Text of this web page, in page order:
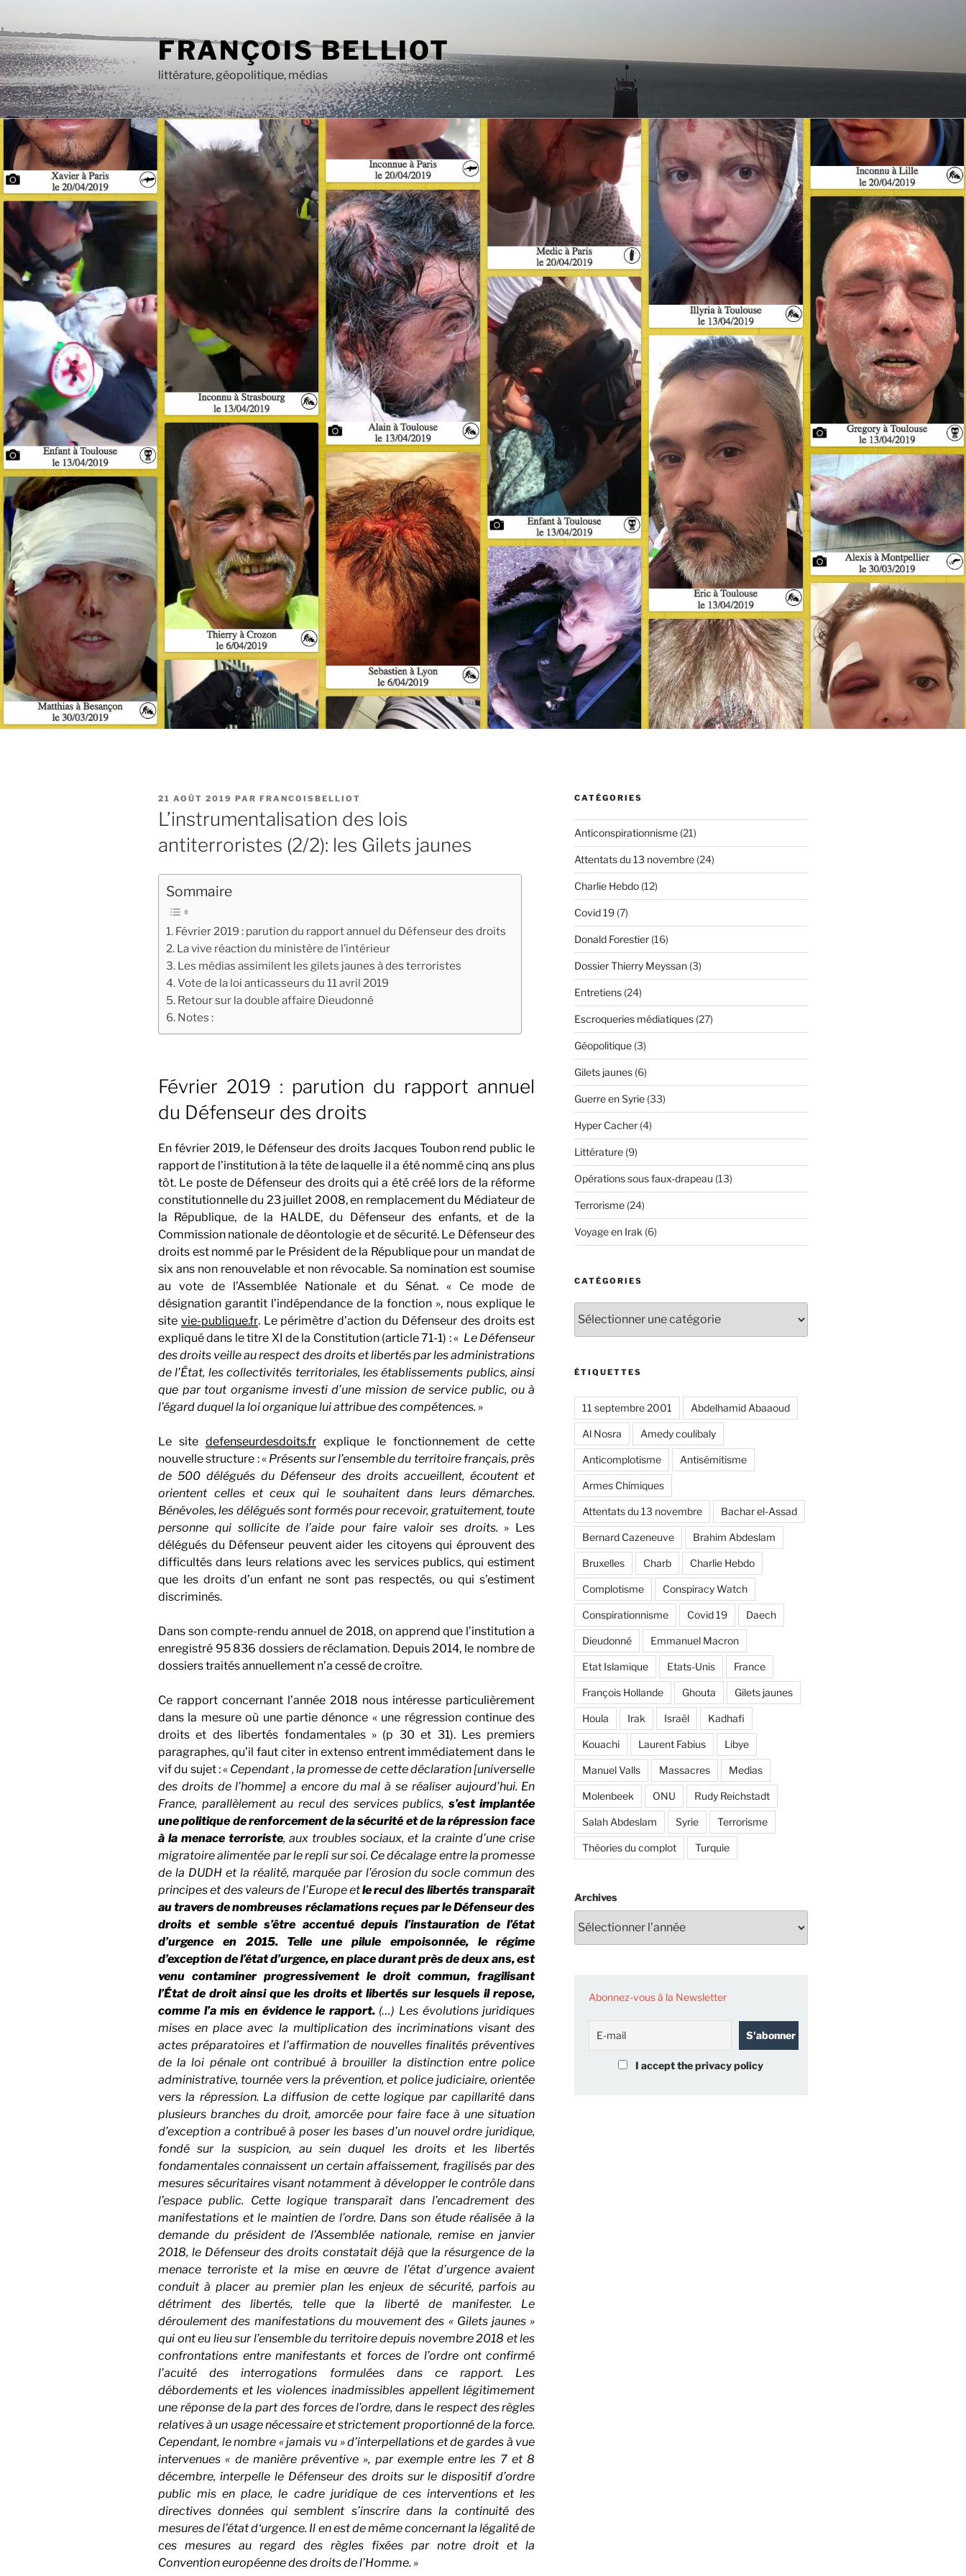
au
contenu
principal
FRANÇOIS BELLIOT
littérature, géopolitique, médias
PUBLIÉ
LE
21 AOÛT 2019 PAR FRANCOISBELLIOT
L’instrumentalisation des lois
antiterroristes (2/2): les Gilets jaunes
Sommaire
Février 2019 : parution du rapport annuel du Défenseur des droits
La vive réaction du ministère de l’intérieur
Les médias assimilent les gilets jaunes à des terroristes
Vote de la loi anticasseurs du 11 avril 2019
Retour sur la double affaire Dieudonné
Notes :
Février 2019 : parution du rapport annuel
du Défenseur des droits
En février 2019, le Défenseur des droits Jacques Toubon rend public le
rapport de l’institution à la tête de laquelle il a été nommé cinq ans plus
tôt. Le poste de Défenseur des droits qui a été créé lors de la réforme
constitutionnelle du 23 juillet 2008, en remplacement du Médiateur de
la République, de la HALDE, du Défenseur des enfants, et de la
Commission nationale de déontologie et de sécurité. Le Défenseur des
droits est nommé par le Président de la République pour un mandat de
six ans non renouvelable et non révocable. Sa nomination est soumise
au vote de l’Assemblée Nationale et du Sénat. « Ce mode de
désignation garantit l’indépendance de la fonction », nous explique le
site vie-publique.fr. Le périmètre d’action du Défenseur des droits est
expliqué dans le titre XI de la Constitution (article 71-1) : « Le Défenseur
des droits veille au respect des droits et libertés par les administrations
de l’État, les collectivités territoriales, les établissements publics, ainsi
que par tout organisme investi d’une mission de service public, ou à
l’égard duquel la loi organique lui attribue des compétences. »
Le site defenseurdesdoits.frexplique le fonctionnement de cette
nouvelle structure : « Présents sur l’ensemble du territoire français, près
de 500 délégués du Défenseur des droits accueillent, écoutent et
orientent celles et ceux qui le souhaitent dans leurs démarches.
Bénévoles, les délégués sont formés pour recevoir, gratuitement, toute
personne qui sollicite de l’aide pour faire valoir ses droits. » Les
délégués du Défenseur peuvent aider les citoyens qui éprouvent des
difficultés dans leurs relations avec les services publics, qui estiment
que les droits d’un enfant ne sont pas respectés, ou qui s’estiment
discriminés.
Dans son compte-rendu annuel de 2018, on apprend que l’institution a
enregistré 95 836 dossiers de réclamation. Depuis 2014, le nombre de
dossiers traités annuellement n’a cessé de croître.
Ce rapport concernant l’année 2018 nous intéresse particulièrement
dans la mesure où une partie dénonce « une régression continue des
droits et des libertés fondamentales » (p 30 et 31). Les premiers
paragraphes, qu’il faut citer in extenso entrent immédiatement dans le
vif du sujet : « Cependant , la promesse de cette déclaration [universelle
des droits de l’homme] a encore du mal à se réaliser aujourd’hui. En
France, parallèlement au recul des services publics, s’est implantée
une politique de renforcement de la sécurité et de la répression face
à la menace terroriste, aux troubles sociaux, et la crainte d’une crise
migratoire alimentée par le repli sur soi. Ce décalage entre la promesse
de la DUDH et la réalité, marquée par l’érosion du socle commun des
principes et des valeurs de l’Europe etle recul des libertés transparaît
au travers de nombreuses réclamations reçues par le Défenseur des
droits et semble s’être accentué depuis l’instauration de l’état
d’urgence en 2015. Telle une pilule empoisonnée, le régime
d’exception de l’état d’urgence, en place durant près de deux ans, est
venu contaminer progressivement le droit commun, fragilisant
l’État de droit ainsi que les droits et libertés sur lesquels il repose,
comme l’a mis en évidence le rapport.(…) Les évolutions juridiques
mises en place avec la multiplication des incriminations visant des
actes préparatoires et l’affirmation de nouvelles finalités préventives
de la loi pénale ont contribué à brouiller la distinction entre police
administrative, tournée vers la prévention, et police judiciaire, orientée
vers la répression. La diffusion de cette logique par capillarité dans
plusieurs branches du droit, amorcée pour faire face à une situation
d’exception a contribué à poser les bases d’un nouvel ordre juridique,
fondé sur la suspicion, au sein duquel les droits et les libertés
fondamentales connaissent un certain affaissement, fragilisés par des
mesures sécuritaires visant notamment à développer le contrôle dans
l’espace public. Cette logique transparaît dans l’encadrement des
manifestations et le maintien de l’ordre. Dans son étude réalisée à la
demande du président de l’Assemblée nationale, remise en janvier
2018, le Défenseur des droits constatait déjà que la résurgence de la
menace terroriste et la mise en œuvre de l’état d’urgence avaient
conduit à placer au premier plan les enjeux de sécurité, parfois au
détriment des libertés, telle que la liberté de manifester. Le
déroulement des manifestations du mouvement des « Gilets jaunes »
qui ont eu lieu sur l’ensemble du territoire depuis novembre 2018 et les
confrontations entre manifestants et forces de l’ordre ont confirmé
l’acuité des interrogations formulées dans ce rapport. Les
débordements et les violences inadmissibles appellent légitimement
une réponse de la part des forces de l’ordre, dans le respect des règles
relatives à un usage nécessaire et strictement proportionné de la force.
Cependant, le nombre « jamais vu » d’interpellations et de gardes à vue
intervenues « de manière préventive », par exemple entre les 7 et 8
décembre, interpelle le Défenseur des droits sur le dispositif d’ordre
public mis en place, le cadre juridique de ces interventions et les
directives données qui semblent s’inscrire dans la continuité des
mesures de l’état d‘urgence. Il en est de même concernant la légalité de
ces mesures au regard des règles fixées par notre droit et la
Convention européenne des droits de l’Homme. »
CATÉGORIES
Anticonspirationnisme(21)
Attentats du 13 novembre(24)
Charlie Hebdo(12)
Covid 19(7)
Donald Forestier(16)
Dossier Thierry Meyssan(3)
Entretiens(24)
Escroqueries médiatiques(27)
Géopolitique(3)
Gilets jaunes(6)
Guerre en Syrie(33)
Hyper Cacher(4)
Littérature(9)
Opérations sous faux-drapeau (13)
Terrorisme(24)
Voyage en Irak (6)
CATÉGORIES
ÉTIQUETTES
11 septembre 2001 Abdelhamid Abaaoud
Al Nosra Amedy coulibaly
Anticomplotisme Antisémitisme
Armes Chimiques
Attentats du 13 novembre Bachar el-Assad
Bernard Cazeneuve Brahim Abdeslam
Bruxelles Charb Charlie Hebdo
Complotisme Conspiracy Watch
Conspirationnisme Covid 19 Daech
Dieudonné Emmanuel Macron
Etat Islamique Etats-Unis France
François Hollande Ghouta Gilets jaunes
Houla Irak Israël Kadhafi
Kouachi Laurent Fabius Libye
Manuel Valls Massacres Medias
Molenbeek ONU Rudy Reichstadt
Salah Abdeslam Syrie Terrorisme
Théories du complot Turquie
Archives
Abonnez-vous à la Newsletter
I accept the privacy policy